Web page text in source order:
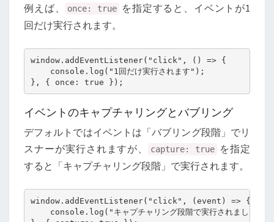
例えば、 once: true
を指定すると、イベントが1
回だけ実行されます。
window.addEventListener("click", () => {
    console.log("1回だけ実行されます");
イベントのキャプチャリングとバブリング
デフォルトではイベントは「バブリング段階」でリ
スナーが実行されますが、
capture: true
を指定
すると「キャプチャリング段階」で実行されます。
window.addEventListener("click", (event) => {
    console.log("キャプチャリング段階で実行されました");